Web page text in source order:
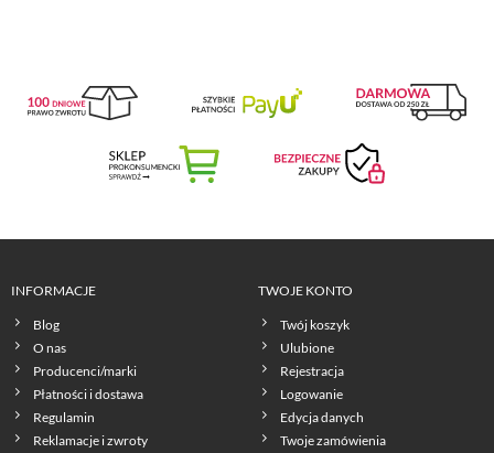
INFORMACJE
Blog
O nas
Producenci/marki
Płatności i dostawa
Regulamin
Reklamacje i zwroty
TWOJE KONTO
Twój koszyk
Ulubione
Rejestracja
Logowanie
Edycja danych
Twoje zamówienia